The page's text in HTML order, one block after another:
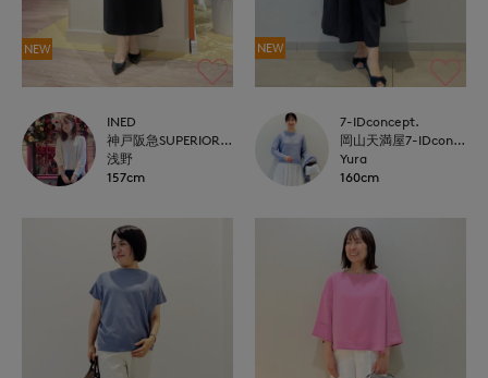
NEW
INED
神戸阪急SUPERIORCLOSET
浅野
157cm
NEW
7-IDconcept.
岡山天満屋7-IDconcept.
Yura
160cm